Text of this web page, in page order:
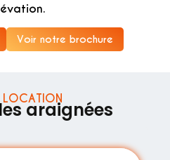
Voir notre brochure
LOCATION
araignées